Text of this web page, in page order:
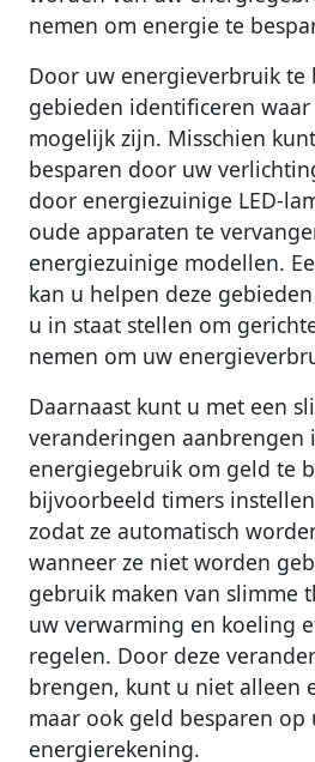
nemen om energie te
Door uw energieverbruik
gebieden identificeren
mogelijk zijn. Misschien
besparen door uw
door energiezuinige LED-
oude apparaten te
energiezuinige modellen.
kan u helpen deze
u in staat stellen om
nemen om uw
Daarnaast kunt u met een
veranderingen aanbrengen
energiegebruik om geld te
bijvoorbeeld timers
zodat ze automatisch
wanneer ze niet worden
gebruik maken van slimme
uw verwarming en koeling
regelen. Door deze
brengen, kunt u niet alleen
maar ook geld besparen op
energierekening.